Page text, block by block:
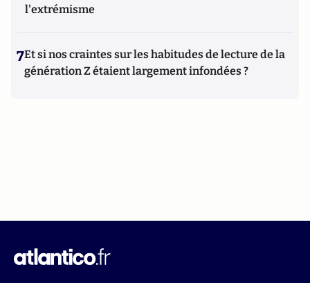
l'extrémisme
7Et si nos craintes sur les habitudes de lecture de la
génération Z étaient largement infondées ?